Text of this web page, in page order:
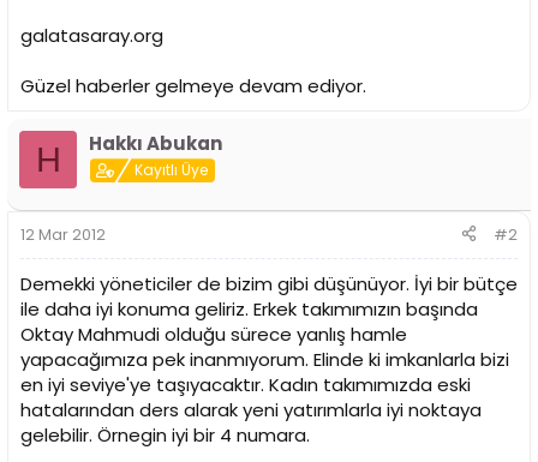
galatasaray.org
Güzel haberler gelmeye devam ediyor.
H Hakkı Abukan
Kayıtlı Üye
12 Mar 2012 #2
Demekki yöneticiler de bizim gibi düşünüyor. İyi bir bütçe
ile daha iyi konuma geliriz. Erkek takımımızın başında
Oktay Mahmudi olduğu sürece yanlış hamle
yapacağımıza pek inanmıyorum. Elinde ki imkanlarla bizi
en iyi seviye'ye taşıyacaktır. Kadın takımımızda eski
hatalarından ders alarak yeni yatırımlarla iyi noktaya
gelebilir. Örnegin iyi bir 4 numara.